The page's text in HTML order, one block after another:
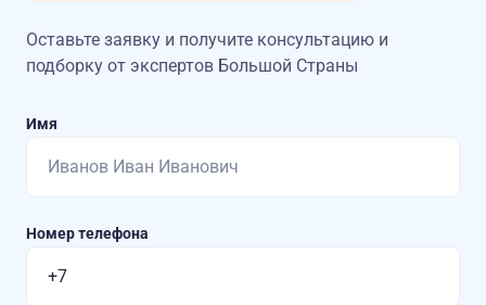
Оставьте заявку и получите консультацию и
подборку от экспертов Большой Страны
Имя
Номер телефона